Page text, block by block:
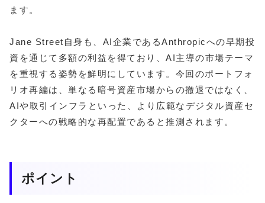
ます。
Jane Street自身も、AI企業であるAnthropicへの早期投
資を通じて多額の利益を得ており、AI主導の市場テーマ
を重視する姿勢を鮮明にしています。今回のポートフォ
リオ再編は、単なる暗号資産市場からの撤退ではなく、
AIや取引インフラといった、より広範なデジタル資産セ
クターへの戦略的な再配置であると推測されます。
ポイント